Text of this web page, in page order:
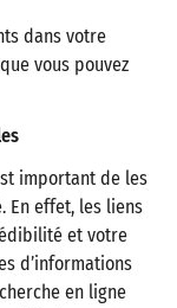
dans votre
vous pouvez
important de les
En effet, les liens
et votre
d’informations
en ligne